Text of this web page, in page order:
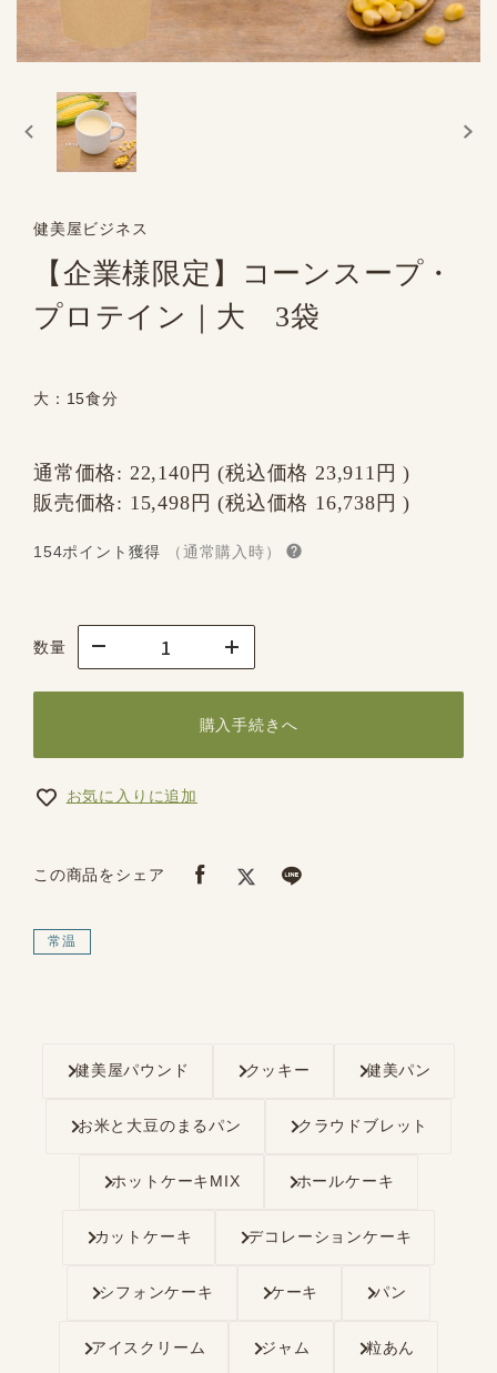
健美屋ビジネス
【企業様限定】コーンスープ・
プロテイン｜大 3袋
大：15食分
通常価格: 22,140円 (税込価格23,911円 )
販売価格: 15,498円 (税込価格 16,738円 )
154ポイント獲得 （通常購入時）
数量
購入手続きへ
お気に入りに追加
この商品をシェア
常温
健美屋パウンド クッキー 健美パン
お米と大豆のまるパン クラウドブレット
ホットケーキMIX ホールケーキ
カットケーキ デコレーションケーキ
シフォンケーキ ケーキ パン
アイスクリーム ジャム 粒あん